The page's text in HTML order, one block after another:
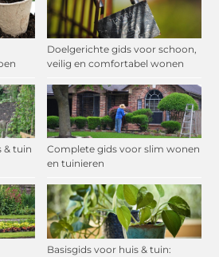
Doelgerichte gids voor schoon,
veilig en comfortabel wonen
& tuin
Complete gids voor slim wonen
en tuinieren
Basisgids voor huis & tuin: